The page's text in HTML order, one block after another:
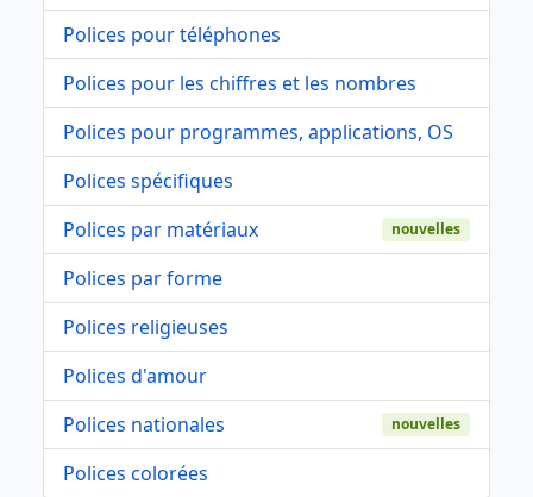
Polices pour téléphones
Polices pour les chiffres et les nombres
Polices pour programmes, applications, OS
Polices spécifiques
Polices par matériaux
nouvelles
Polices par forme
Polices religieuses
Polices d'amour
Polices nationales
nouvelles
Polices colorées